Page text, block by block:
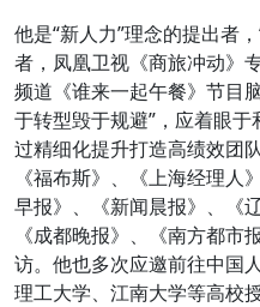
他是“新人力”理念的提出者
者，凤凰卫视《商旅冲动》
频道《谁来一起午餐》节目
于转型毁于规避”，应着眼
过精细化提升打造高绩效团
《福布斯》、《上海经理人
早报》、《新闻晨报》、《
《成都晚报》、《南方都市
访。他也多次应邀前往中国
理工大学、江南大学等高校